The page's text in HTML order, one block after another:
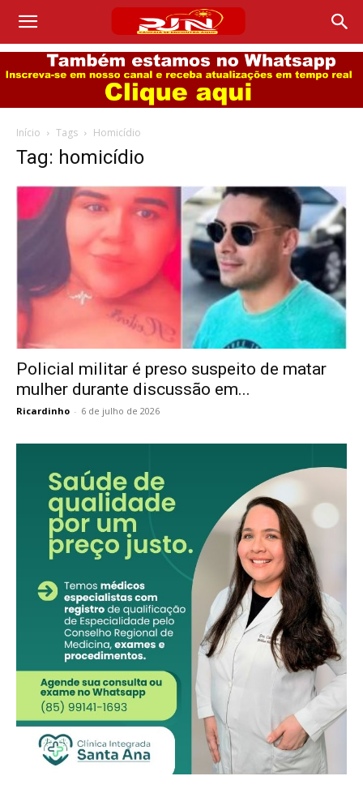
Início Tags Homicídio
Tag: homicídio
Policial militar é preso suspeito de matar
mulher durante discussão em...
Ricardinho - 6 de julho de 2026